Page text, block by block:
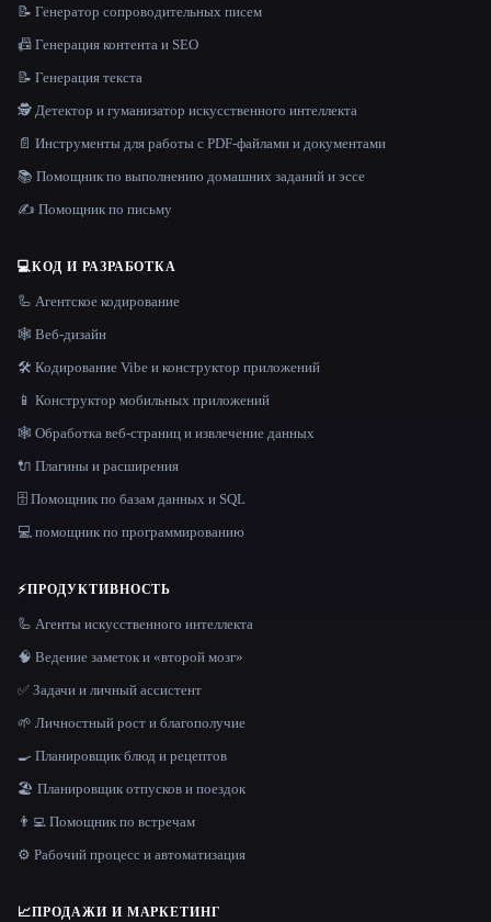
📝 Генератор сопроводительных писем
📠 Генерация контента и SEO
📝 Генерация текста
🕵️ Детектор и гуманизатор искусственного интеллекта
📄 Инструменты для работы с PDF-файлами и документами
📚 Помощник по выполнению домашних заданий и эссе
✍️ Помощник по письму
💻КОД И РАЗРАБОТКА
🦾 Агентское кодирование
🕸 Веб-дизайн
🛠️ Кодирование Vibe и конструктор приложений
📱 Конструктор мобильных приложений
🕸️ Обработка веб-страниц и извлечение данных
🔌 Плагины и расширения
🗄️ Помощник по базам данных и SQL
💻 помощник по программированию
⚡ПРОДУКТИВНОСТЬ
🦾 Агенты искусственного интеллекта
🧠 Ведение заметок и «второй мозг»
✅ Задачи и личный ассистент
🌱 Личностный рост и благополучие
🍳 Планировщик блюд и рецептов
🏖 Планировщик отпусков и поездок
👨‍💻 Помощник по встречам
⚙️ Рабочий процесс и автоматизация
📈ПРОДАЖИ И МАРКЕТИНГ